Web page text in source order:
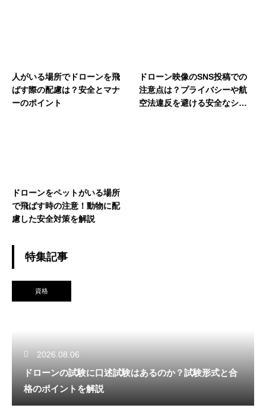
人がいる場所でドローンを飛
ばす際の配慮は？安全とマナ
ーのポイント
ドローン映像のSNS投稿での
注意点は？プライバシーや航
空法違反を避ける安全なシェ
ドローンをペットがいる場所
で飛ばす時の注意！動物に配
慮した安全対策を解説
特集記事
資格
2026.08.06
ドローンの試験に口述試験はあるのか？試験形式と合
格のポイントを解説